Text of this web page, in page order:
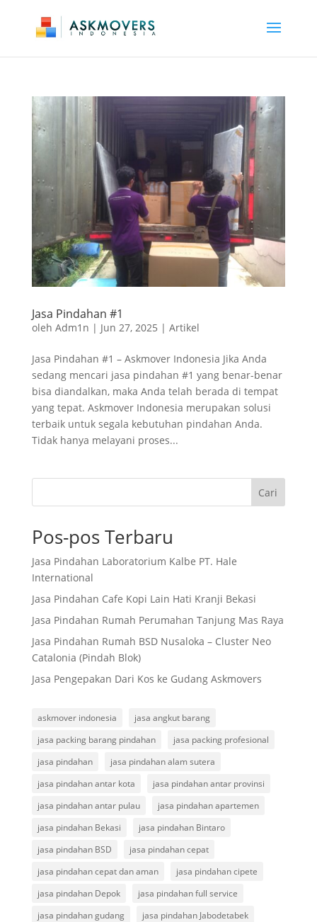
Jasa Pindahan #1
oleh Adm1n | Jun 27, 2025 | Artikel
Jasa Pindahan #1 – Askmover Indonesia Jika Anda
sedang mencari jasa pindahan #1 yang benar-benar
bisa diandalkan, maka Anda telah berada di tempat
yang tepat. Askmover Indonesia merupakan solusi
terbaik untuk segala kebutuhan pindahan Anda.
Tidak hanya melayani proses...
Cari
Pos-pos Terbaru
Jasa Pindahan Laboratorium Kalbe PT. Hale
International
Jasa Pindahan Cafe Kopi Lain Hati Kranji Bekasi
Jasa Pindahan Rumah Perumahan Tanjung Mas Raya
Jasa Pindahan Rumah BSD Nusaloka – Cluster Neo
Catalonia (Pindah Blok)
Jasa Pengepakan Dari Kos ke Gudang Askmovers
askmover indonesia
jasa angkut barang
jasa packing barang pindahan
jasa packing profesional
jasa pindahan
jasa pindahan alam sutera
jasa pindahan antar kota
jasa pindahan antar provinsi
jasa pindahan antar pulau
jasa pindahan apartemen
jasa pindahan Bekasi
jasa pindahan Bintaro
jasa pindahan BSD
jasa pindahan cepat
jasa pindahan cepat dan aman
jasa pindahan cipete
jasa pindahan Depok
jasa pindahan full service
jasa pindahan gudang
jasa pindahan Jabodetabek